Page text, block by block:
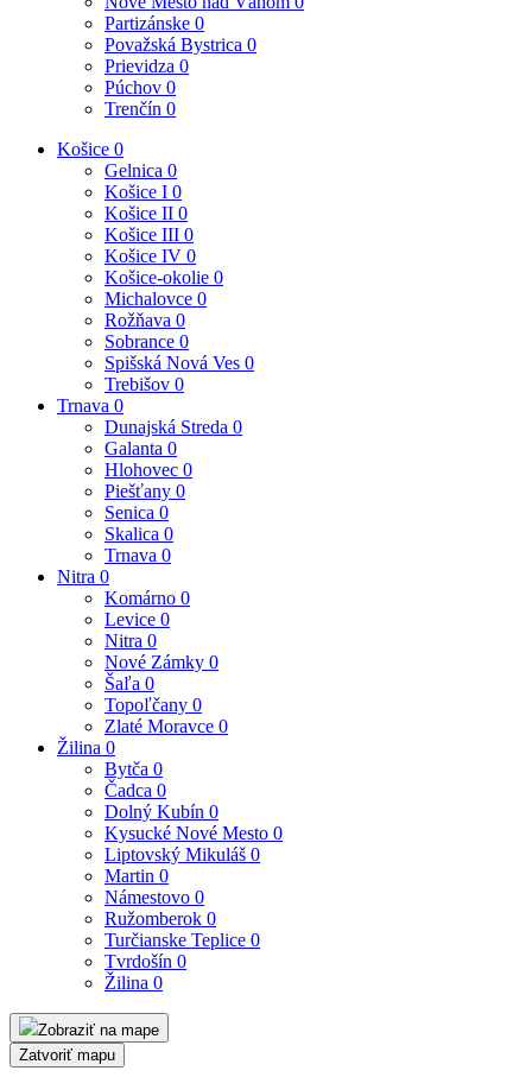
Partizánske 0
Považská Bystrica 0
Prievidza 0
Púchov 0
Trenčín 0
Košice 0
Gelnica 0
Košice I 0
Košice II 0
Košice III 0
Košice IV 0
Košice-okolie 0
Michalovce 0
Rožňava 0
Sobrance 0
Spišská Nová Ves 0
Trebišov 0
Trnava 0
Dunajská Streda 0
Galanta 0
Hlohovec 0
Piešťany 0
Senica 0
Skalica 0
Trnava 0
Nitra 0
Komárno 0
Levice 0
Nitra 0
Nové Zámky 0
Šaľa 0
Topoľčany 0
Zlaté Moravce 0
Žilina 0
Bytča 0
Čadca 0
Dolný Kubín 0
Kysucké Nové Mesto 0
Liptovský Mikuláš 0
Martin 0
Námestovo 0
Ružomberok 0
Turčianske Teplice 0
Tvrdošín 0
Žilina 0
Zobraziť na mape
Zatvoriť mapu